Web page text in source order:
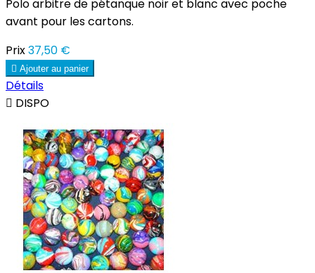
Polo arbitre de pétanque noir et blanc avec poche
avant pour les cartons.
Prix37,50 €
 Ajouter au panier
Détails
 DISPO